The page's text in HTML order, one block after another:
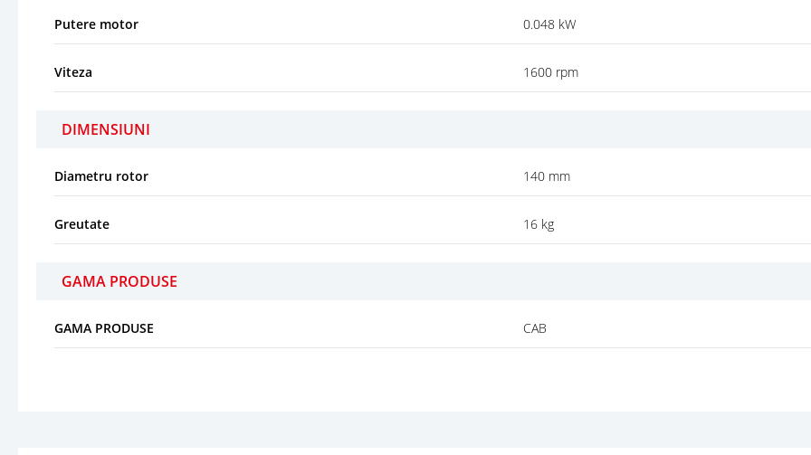
Putere motor 0.048 kW
Viteza 1600 rpm
DIMENSIUNI
Diametru rotor 140 mm
Greutate 16 kg
GAMA PRODUSE
GAMA PRODUSE CAB